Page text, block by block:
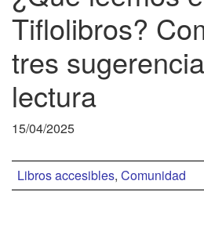
Tiflolibros?
tres
lectura
15/04/2025
Libros accesibles, Comunidad